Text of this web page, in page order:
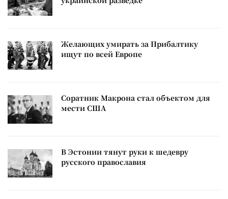
Желающих умирать за Прибалтику
ищут по всей Европе
Соратник Макрона стал объектом для
мести США
В Эстонии тянут руки к шедевру
русского православия